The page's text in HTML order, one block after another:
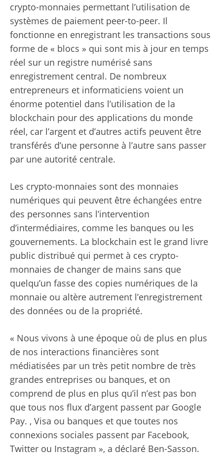
crypto-monnaies permettant l’utilisation de
systèmes de paiement peer-to-peer. Il
fonctionne en enregistrant les transactions sous
forme de « blocs » qui sont mis à jour en temps
réel sur un registre numérisé sans
enregistrement central. De nombreux
entrepreneurs et informaticiens voient un
énorme potentiel dans l’utilisation de la
blockchain pour des applications du monde
réel, car l’argent et d’autres actifs peuvent être
transférés d’une personne à l’autre sans passer
par une autorité centrale.
Les crypto-monnaies sont des monnaies
numériques qui peuvent être échangées entre
des personnes sans l’intervention
d’intermédiaires, comme les banques ou les
gouvernements. La blockchain est le grand livre
public distribué qui permet à ces crypto-
monnaies de changer de mains sans que
quelqu’un fasse des copies numériques de la
monnaie ou altère autrement l’enregistrement
des données ou de la propriété.
« Nous vivons à une époque où de plus en plus
de nos interactions financières sont
médiatisées par un très petit nombre de très
grandes entreprises ou banques, et on
comprend de plus en plus qu’il n’est pas bon
que tous nos flux d’argent passent par Google
Pay. , Visa ou banques et que toutes nos
connexions sociales passent par Facebook,
Twitter ou Instagram », a déclaré Ben-Sasson.